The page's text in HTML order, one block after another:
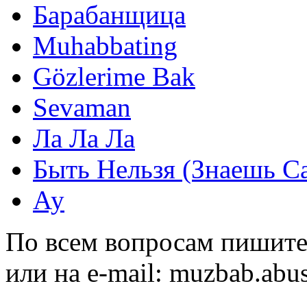
Барабанщица
Muhabbating
Gözlerime Bak
Sevaman
Ла Ла Ла
Быть Нельзя (Знаешь
Ау
По всем вопросам
или на e-mail: